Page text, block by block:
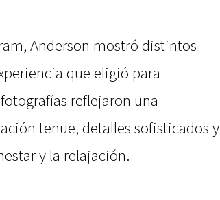
Anderson mostró distintos
que eligió para
reflejaron una
tenue, detalles sofisticados y
y la relajación.